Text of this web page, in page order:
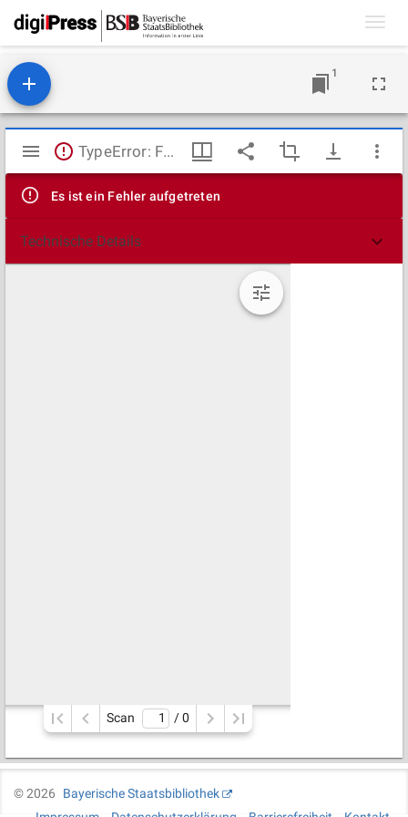
1
Mirador
Viewer
TypeError: Failed to fetch
Es ist ein Fehler aufgetreten
Technische Details
Scan / 0
©2026
Bayerische Staatsbibliothek